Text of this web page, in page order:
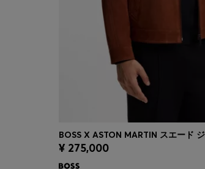
クイックショッピング
BOSS X ASTON MARTIN スエード
¥ 275,000